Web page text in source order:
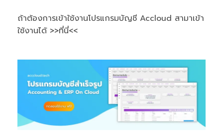
ถ้าต้องการเข้าใช้งานโปรแกรมบัญชี Accloud สามาเข้า
ใช้งานได้ >>ที่นี่<<